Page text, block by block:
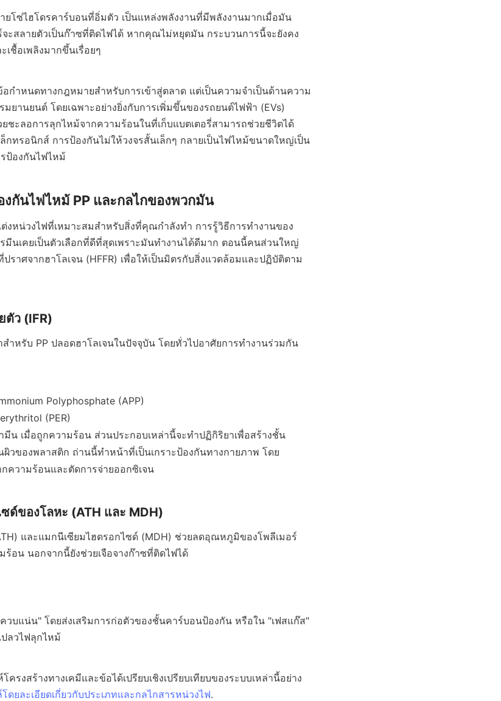
ยโซ่ไฮโดรคาร์บอนที่อิ่มตัว เป็นแหล่งพลังงานที่มีพลังงานมากเมื่อมัน
ะสลายตัวเป็นก๊าซที่ติดไฟได้ หากคุณไม่หยุดมัน กระบวนการนี้จะยังคง
เชื้อเพลิงมากขึ้นเรื่อยๆ
อกำหนดทางกฎหมายสำหรับการเข้าสู่ตลาด แต่เป็นความจำเป็นด้านความ
านยนต์ โดยเฉพาะอย่างยิ่งกับการเพิ่มขึ้นของรถยนต์ไฟฟ้า (EVs)
ชะลอการลุกไหม้จากความร้อนในที่เก็บแบตเตอรี่สามารถช่วยชีวิตได้
กทรอนิกส์ การป้องกันไม่ให้วงจรสั้นเล็กๆ กลายเป็นไฟไหม้ขนาดใหญ่เป็น
ป้องกันไฟไหม้
งกันไฟไหม้ PP และกลไกของพวกมัน
งหน่วงไฟที่เหมาะสมสำหรับสิ่งที่คุณกำลังทำ การรู้วิธีการทำงานของ
มีนเคยเป็นตัวเลือกที่ดีที่สุดเพราะมันทำงานได้ดีมาก ตอนนี้คนส่วนใหญ่
ราศจากฮาโลเจน (HFFR) เพื่อให้เป็นมิตรกับสิ่งแวดล้อมและปฏิบัติตาม
ตัว (IFR)
สำหรับ PP ปลอดฮาโลเจนในปัจจุบัน โดยทั่วไปอาศัยการทำงานร่วมกัน
Polyphosphate (APP)
(PER)
มีน เมื่อถูกความร้อน ส่วนประกอบเหล่านี้จะทำปฏิกิริยาเพื่อสร้างชั้น
วของพลาสติก ถ่านนี้ทำหน้าที่เป็นเกราะป้องกันทางกายภาพ โดย
ความร้อนและตัดการจ่ายออกซิเจน
ด์ของโลหะ (ATH และ MDH)
และแมกนีเซียมไฮดรอกไซด์ (MDH) ช่วยลดอุณหภูมิของโพลีเมอร์
ร้อน นอกจากนี้ยังช่วยเจือจางก๊าซที่ติดไฟได้
วบแน่น" โดยส่งเสริมการก่อตัวของชั้นคาร์บอนป้องกัน หรือใน "เฟสแก๊ส"
ลวไฟลุกไหม้
ครงสร้างทางเคมีและข้อได้เปรียบเชิงเปรียบเทียบของระบบเหล่านี้อย่าง
โดยละเอียดเกี่ยวกับประเภทและกลไกสารหน่วงไฟ.